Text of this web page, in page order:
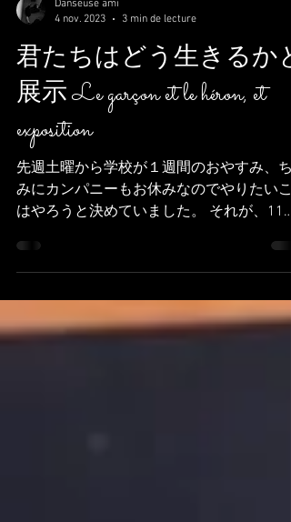
4 nov. 2023
3 min de lecture
君たちはどう生きるかと
展示 Le garçon et le héron, et
exposition
先週土曜から学校が１週間のおやすみ、ち
はやろうと決めていました。 それが、11
日からフランスで公開された君たちはどう
行くこと、久々の友人に会うことでした。
depuis samedi...